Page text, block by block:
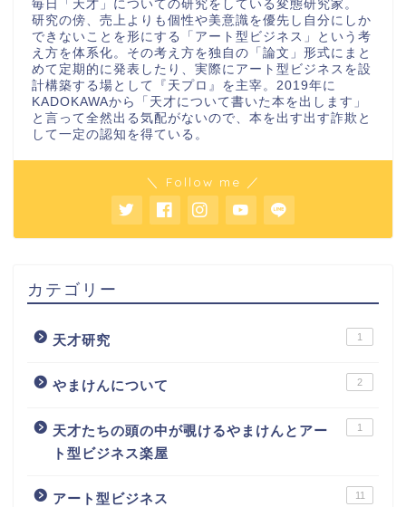
毎日「天才」についての研究をしている変態研究家。
研究の傍、売上よりも個性や美意識を優先し自分にしか
できないことを形にする「アート型ビジネス」という考
え方を体系化。その考え方を独自の「論文」形式にまと
めて定期的に発表したり、実際にアート型ビジネスを設
計構築する場として『天プロ』を主宰。2019年に
KADOKAWAから「天才について書いた本を出します」
と言って全然出る気配がないので、本を出す出す詐欺と
して一定の認知を得ている。
＼ Follow me ／
カテゴリー
天才研究 1
やまけんについて 2
天才たちの頭の中が覗けるやまけんとアー
ト型ビジネス楽屋
1
アート型ビジネス 11